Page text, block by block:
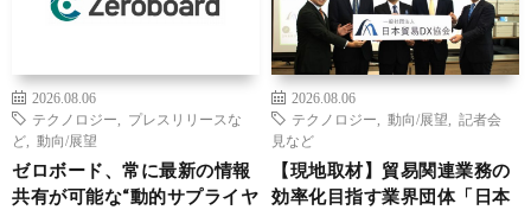
2026.08.06
テクノロジー
プレスリリースな
ど
動向/展望
ゼロボード、常に最新の情報
共有が可能な“動的サプライヤ
2026.08.06
テクノロジー
動向/展望
記者会
見など
【現地取材】貿易関連業務の
効率化目指す業界団体「日本